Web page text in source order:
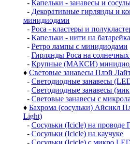
- Капельки - занавесы и
- Декоративные гирлянды и
минидиодами
- Роса - кластеры и
- Капельки - нити на
- Ретро лампы с минидиодами
- Гирлянды Роса на солнечных
- Крупные (МАКСИ)
♦ Световые занавесы Плэй
- Светодиодные занавесы
- Светодиодные занавесы
- Световые занавесы с
♦ Бахрома (сосульки) Айсикл
Light)
- Сосульки (Icicle) на
- Сосульки (Icicle) на каучуке
- Сосульки (Icicle) с микро